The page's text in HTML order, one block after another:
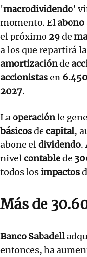
'macrodividendo'
momento. Elabono
el próximo 29de
a los que repartirá la
amortizaciónde
accionistasen
2027.
Laoperaciónle
básicosde capital,
abone eldividendo.
nivelcontablede
todos losimpactos
Más de
Banco Sabadell
entonces, ha